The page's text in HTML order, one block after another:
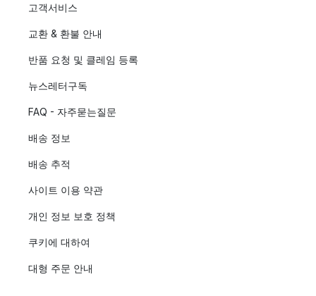
고객서비스
교환 & 환불 안내
반품 요청 및 클레임 등록
뉴스레터구독
FAQ - 자주묻는질문
배송 정보
배송 추적
사이트 이용 약관
개인 정보 보호 정책
쿠키에 대하여
대형 주문 안내